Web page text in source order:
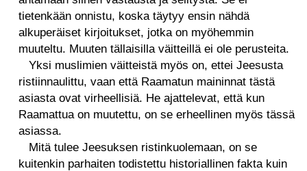
tietenkään onnistu, koska täytyy ensin nähdä
alkuperäiset kirjoitukset, jotka on myöhemmin
muuteltu. Muuten tällaisilla väitteillä ei ole perusteita.
Yksi muslimien väitteistä myös on, ettei Jeesusta
ristiinnaulittu, vaan että Raamatun maininnat tästä
asiasta ovat virheellisiä. He ajattelevat, että kun
Raamattua on muutettu, on se erheellinen myös tässä
asiassa.
Mitä tulee Jeesuksen ristinkuolemaan, on se
kuitenkin parhaiten todistettu historiallinen fakta kuin